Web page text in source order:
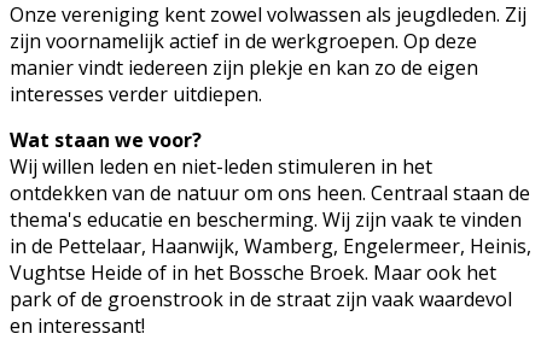
Onze vereniging kent zowel volwassen als jeugdleden. Zij
zijn voornamelijk actief in de werkgroepen. Op deze
manier vindt iedereen zijn plekje en kan zo de eigen
interesses verder uitdiepen.
Wat staan we voor?
Wij willen leden en niet-leden stimuleren in het
ontdekken van de natuur om ons heen. Centraal staan de
thema's educatie en bescherming. Wij zijn vaak te vinden
in de Pettelaar, Haanwijk, Wamberg, Engelermeer, Heinis,
Vughtse Heide of in het Bossche Broek. Maar ook het
park of de groenstrook in de straat zijn vaak waardevol
en interessant!